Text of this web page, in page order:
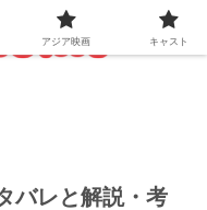
バレと解説・考
アジア映画 キャスト